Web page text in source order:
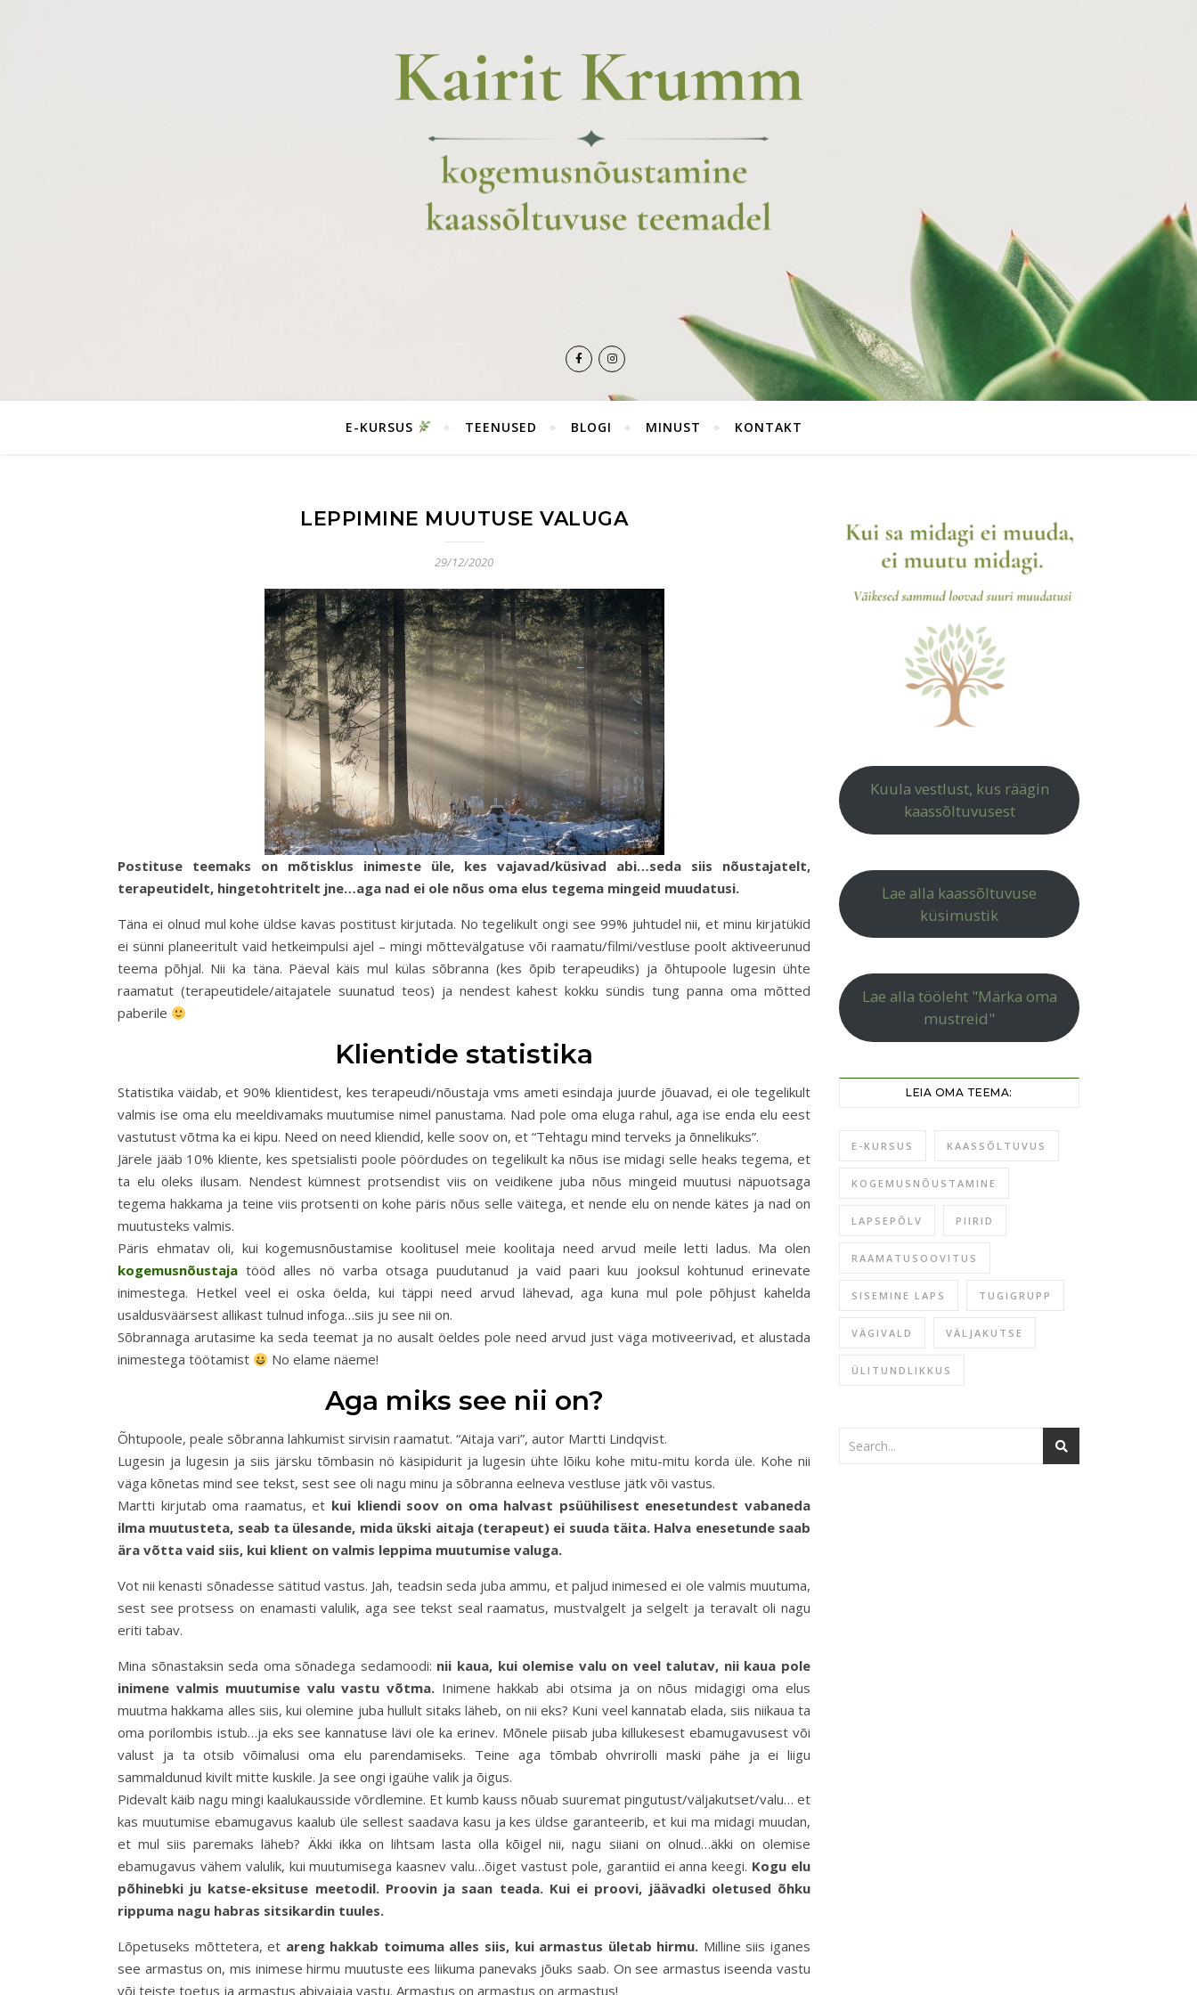
E-KURSUS TEENUSED BLOGI MINUST KONTAKT
LEPPIMINE MUUTUSE VALUGA
29/12/2020
Postituse teemaks on mõtisklus inimeste üle, kes vajavad/küsivad abi…seda siis nõustajatelt,
terapeutidelt, hingetohtritelt jne…aga nad ei ole nõus oma elus tegema mingeid muudatusi.
Täna ei olnud mul kohe üldse kavas postitust kirjutada. No tegelikult ongi see 99% juhtudel nii, et minu kirjatükid
ei sünni planeeritult vaid hetkeimpulsi ajel – mingi mõttevälgatuse või raamatu/filmi/vestluse poolt aktiveerunud
teema põhjal. Nii ka täna. Päeval käis mul külas sõbranna (kes õpib terapeudiks) ja õhtupoole lugesin ühte
raamatut (terapeutidele/aitajatele suunatud teos) ja nendest kahest kokku sündis tung panna oma mõtted
paberile
Klientide statistika
Statistika väidab, et 90% klientidest, kes terapeudi/nõustaja vms ameti esindaja juurde jõuavad, ei ole tegelikult
valmis ise oma elu meeldivamaks muutumise nimel panustama. Nad pole oma eluga rahul, aga ise enda elu eest
vastutust võtma ka ei kipu. Need on need kliendid, kelle soov on, et “Tehtagu mind terveks ja õnnelikuks”.
Järele jääb 10% kliente, kes spetsialisti poole pöördudes on tegelikult ka nõus ise midagi selle heaks tegema, et
ta elu oleks ilusam. Nendest kümnest protsendist viis on veidikene juba nõus mingeid muutusi näpuotsaga
tegema hakkama ja teine viis protsenti on kohe päris nõus selle väitega, et nende elu on nende kätes ja nad on
muutusteks valmis.
Päris ehmatav oli, kui kogemusnõustamise koolitusel meie koolitaja need arvud meile letti ladus. Ma olen
kogemusnõustaja tööd alles nö varba otsaga puudutanud ja vaid paari kuu jooksul kohtunud erinevate
inimestega. Hetkel veel ei oska öelda, kui täppi need arvud lähevad, aga kuna mul pole põhjust kahelda
usaldusväärsest allikast tulnud infoga…siis ju see nii on.
Sõbrannaga arutasime ka seda teemat ja no ausalt öeldes pole need arvud just väga motiveerivad, et alustada
inimestega töötamist
No elame näeme!
Aga miks see nii on?
Õhtupoole, peale sõbranna lahkumist sirvisin raamatut. “Aitaja vari”, autor Martti Lindqvist.
Lugesin ja lugesin ja siis järsku tõmbasin nö käsipidurit ja lugesin ühte lõiku kohe mitu-mitu korda üle. Kohe nii
väga kõnetas mind see tekst, sest see oli nagu minu ja sõbranna eelneva vestluse jätk või vastus.
Martti kirjutab oma raamatus, et kui kliendi soov on oma halvast psüühilisest enesetundest vabaneda
ilma muutusteta, seab ta ülesande, mida ükski aitaja (terapeut) ei suuda täita. Halva enesetunde saab
ära võtta vaid siis, kui klient on valmis leppima muutumise valuga.
Vot nii kenasti sõnadesse sätitud vastus. Jah, teadsin seda juba ammu, et paljud inimesed ei ole valmis muutuma,
sest see protsess on enamasti valulik, aga see tekst seal raamatus, mustvalgelt ja selgelt ja teravalt oli nagu
eriti tabav.
Mina sõnastaksin seda oma sõnadega sedamoodi: nii kaua, kui olemise valu on veel talutav, nii kaua pole
inimene valmis muutumise valu vastu võtma. Inimene hakkab abi otsima ja on nõus midagigi oma elus
muutma hakkama alles siis, kui olemine juba hullult sitaks läheb, on nii eks? Kuni veel kannatab elada, siis niikaua ta
oma porilombis istub…ja eks see kannatuse lävi ole ka erinev. Mõnele piisab juba killukesest ebamugavusest või
valust ja ta otsib võimalusi oma elu parendamiseks. Teine aga tõmbab ohvrirolli maski pähe ja ei liigu
sammaldunud kivilt mitte kuskile. Ja see ongi igaühe valik ja õigus.
Pidevalt käib nagu mingi kaalukausside võrdlemine. Et kumb kauss nõuab suuremat pingutust/väljakutset/valu… et
kas muutumise ebamugavus kaalub üle sellest saadava kasu ja kes üldse garanteerib, et kui ma midagi muudan,
et mul siis paremaks läheb? Äkki ikka on lihtsam lasta olla kõigel nii, nagu siiani on olnud…äkki on olemise
ebamugavus vähem valulik, kui muutumisega kaasnev valu…õiget vastust pole, garantiid ei anna keegi. Kogu elu
põhinebki ju katse-eksituse meetodil. Proovin ja saan teada. Kui ei proovi, jäävadki oletused õhku
rippuma nagu habras sitsikardin tuules.
Lõpetuseks mõttetera, et areng hakkab toimuma alles siis, kui armastus ületab hirmu. Milline siis iganes
see armastus on, mis inimese hirmu muutuste ees liikuma panevaks jõuks saab. On see armastus iseenda vastu
või teiste toetus ja armastus abivajaja vastu. Armastus on armastus on armastus!
Kuula vestlust, kus räägin
kaassõltuvusest
Lae alla kaassõltuvuse
küsimustik
Lae alla tööleht "Märka oma
mustreid"
LEIA OMA TEEMA:
E-KURSUS KAASSÕLTUVUS
KOGEMUSNÕUSTAMINE
LAPSEPÕLV PIIRID
RAAMATUSOOVITUS
SISEMINE LAPS TUGIGRUPP
VÄGIVALD VÄLJAKUTSE
ÜLITUNDLIKKUS